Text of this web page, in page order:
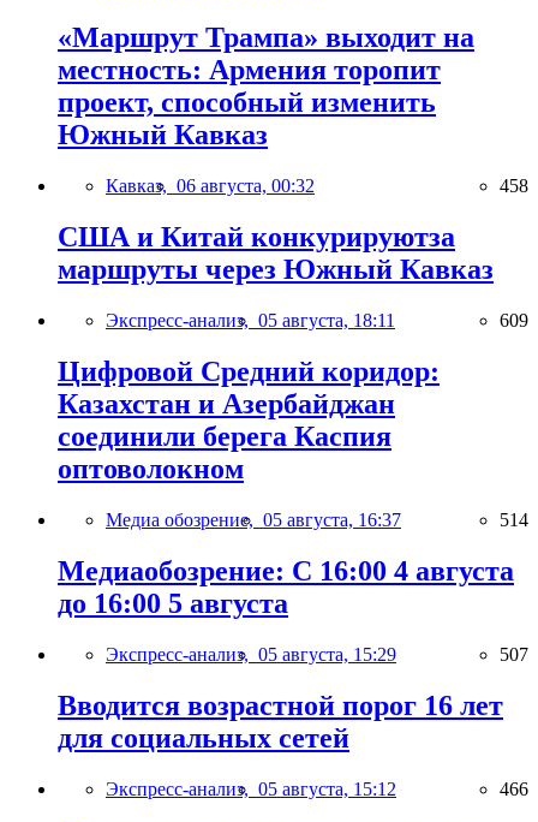
«Маршрут Трампа» выходит на
местность: Армения торопит
проект, способный изменить
Южный Кавказ
Кавказ, 06 августа, 00:32 458
США и Китай конкурируютза
маршруты через Южный Кавказ
Экспресс-анализ, 05 августа, 18:11 609
Цифровой Средний коридор:
Казахстан и Азербайджан
соединили берега Каспия
оптоволокном
Медиа обозрение, 05 августа, 16:37 514
Медиаобозрение: С 16:00 4 августа
до 16:00 5 августа
Экспресс-анализ, 05 августа, 15:29 507
Вводится возрастной порог 16 лет
для социальных сетей
Экспресс-анализ, 05 августа, 15:12 466